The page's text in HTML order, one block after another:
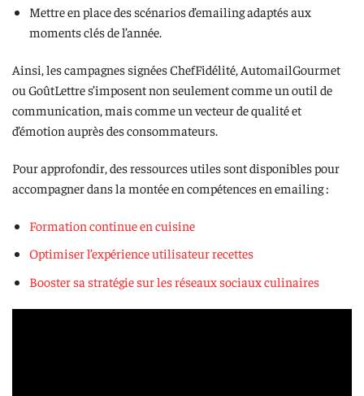
Mettre en place des scénarios d’emailing adaptés aux
moments clés de l’année.
Ainsi, les campagnes signées ChefFidélité, AutomailGourmet
ou GoûtLettre s’imposent non seulement comme un outil de
communication, mais comme un vecteur de qualité et
d’émotion auprès des consommateurs.
Pour approfondir, des ressources utiles sont disponibles pour
accompagner dans la montée en compétences en emailing :
Formation continue en cuisine
Optimiser l’expérience utilisateur recettes
Booster sa stratégie sur les réseaux sociaux culinaires